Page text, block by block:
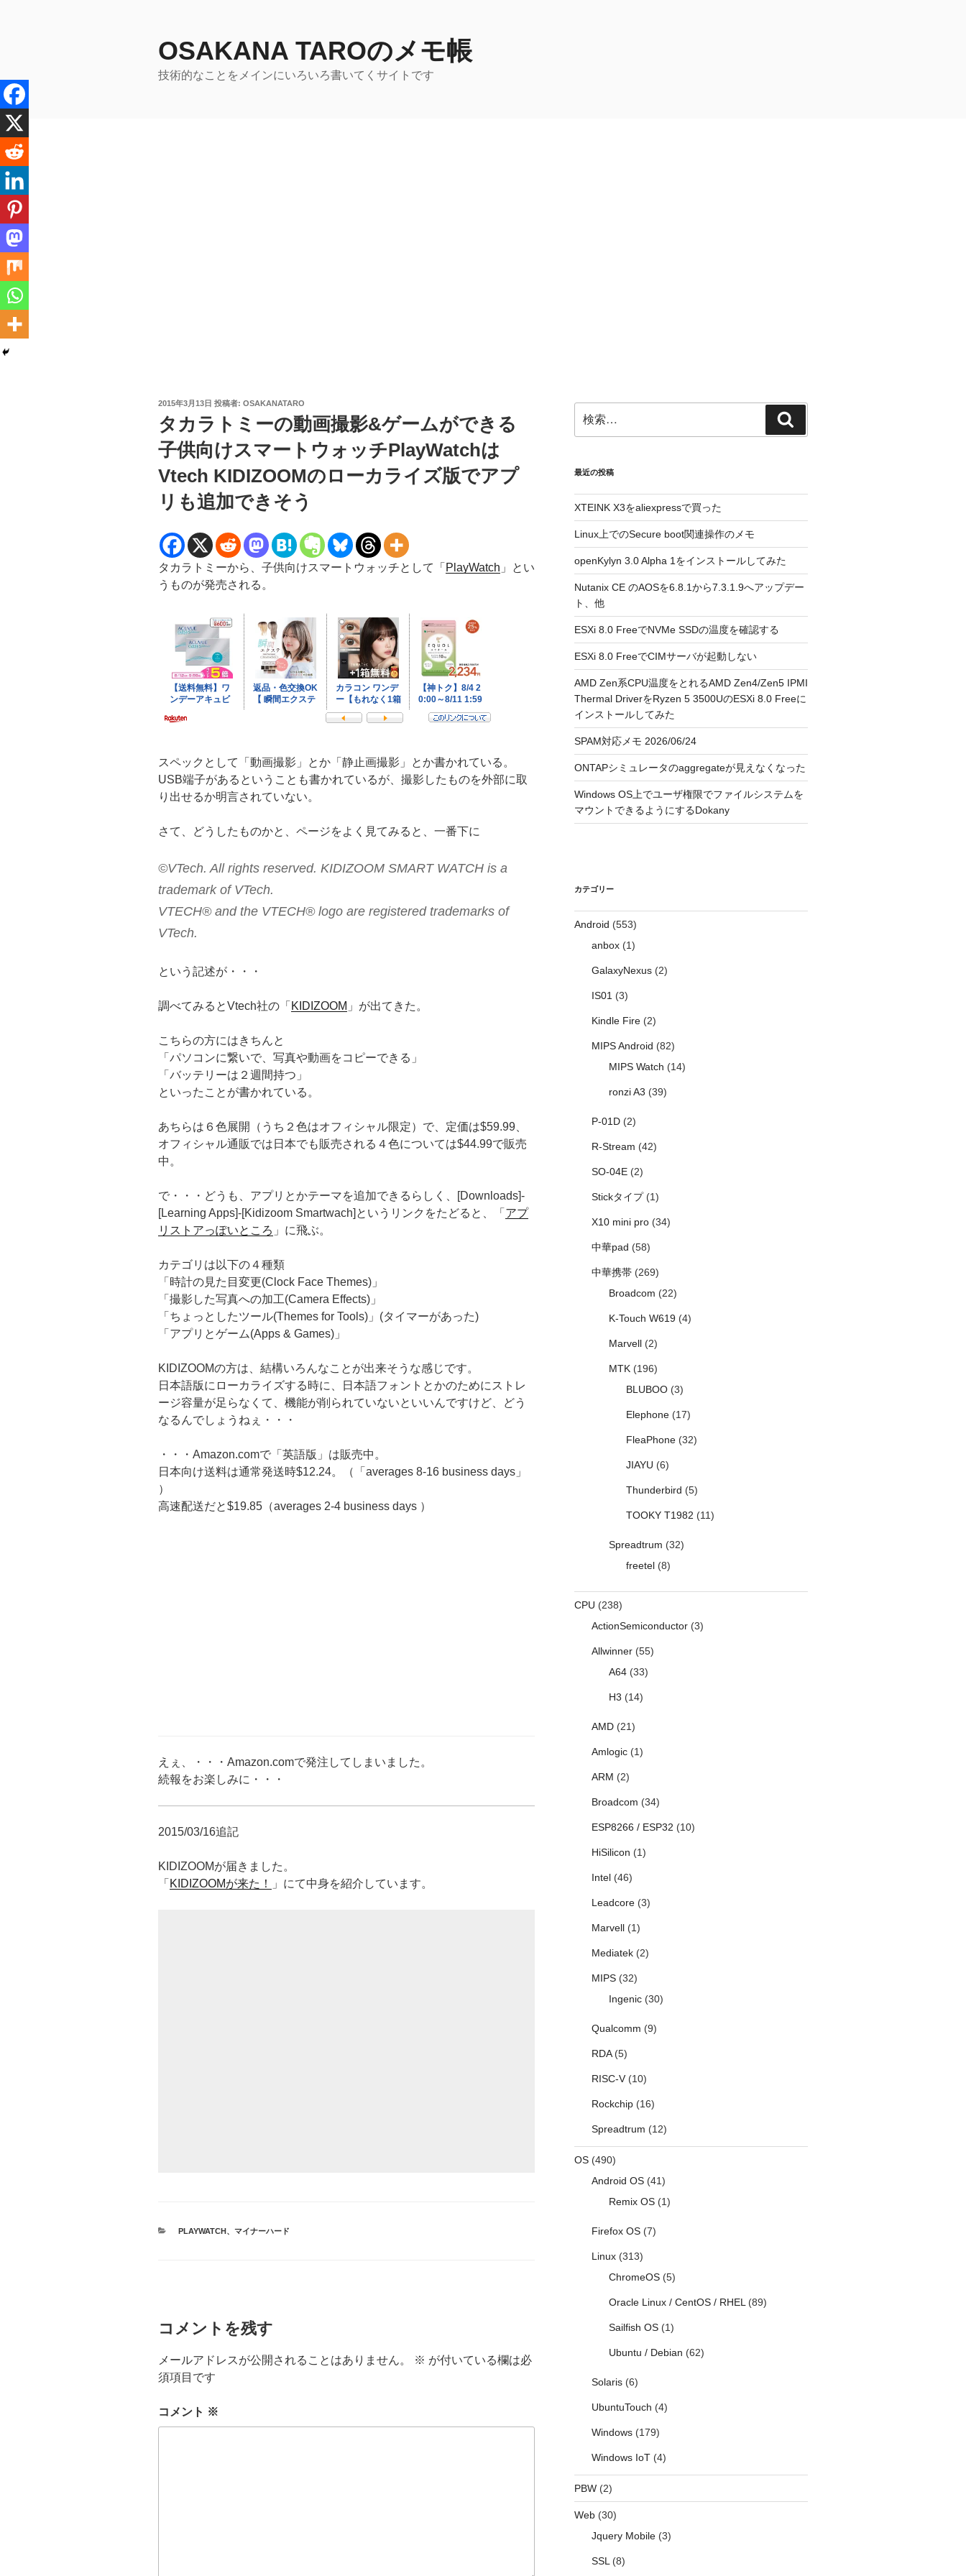
へ
ス
キ
プ
OSAKANA TAROのメモ帳
技術的なことをメインにいろいろ書いてくサイトです
投
日:
2015年3月13日 投稿者: OSAKANATARO
タカラトミーの動画撮影&ゲームができる
子供向けスマートウォッチPlayWatchは
Vtech KIDIZOOMのローカライズ版でアプ
リも追加できそう
タカラトミーから、子供向けスマートウォッチとして「 PlayWatch 」とい
うものが発売される。
スペックとして「動画撮影」とか「静止画撮影」とか書かれている。
USB端子があるということも書かれているが、撮影したものを外部に取
り出せるか明言されていない。
さて、どうしたものかと、ページをよく見てみると、一番下に
©VTech. All rights reserved. KIDIZOOM SMART WATCH is a
trademark of VTech.
VTECH® and the VTECH® logo are registered trademarks of
VTech.
という記述が・・・
調べてみるとVtech社の「 KIDIZOOM 」が出てきた。
こちらの方にはきちんと
「パソコンに繋いで、写真や動画をコピーできる」
「バッテリーは２週間持つ」
といったことが書かれている。
あちらは６色展開（うち２色はオフィシャル限定）で、定価は$59.99、
オフィシャル通販では日本でも販売される４色については$44.99で販売
中。
で・・・どうも、アプリとかテーマを追加できるらしく、[Downloads]-
[Learning Apps]-[Kidizoom Smartwach]というリンクをたどると、「 アプ
リストアっぽいところ 」に飛ぶ。
カテゴリは以下の４種類
「時計の見た目変更(Clock Face Themes)」
「撮影した写真への加工(Camera Effects)」
「ちょっとしたツール(Themes for Tools)」(タイマーがあった)
「アプリとゲーム(Apps & Games)」
KIDIZOOMの方は、結構いろんなことが出来そうな感じです。
日本語版にローカライズする時に、日本語フォントとかのためにストレ
ージ容量が足らなくて、機能が削られていないといいんですけど、どう
なるんでしょうねぇ・・・
・・・Amazon.comで「英語版」は販売中。
日本向け送料は通常発送時$12.24。（「averages 8-16 business days」
）
高速配送だと$19.85（averages 2-4 business days ）
えぇ、・・・Amazon.comで発注してしまいました。
続報をお楽しみに・・・
2015/03/16追記
KIDIZOOMが届きました。
「 KIDIZOOMが来た！ 」にて中身を紹介しています。
カ
PLAYWATCH 、 マイナーハード
コメントを残す
メールアドレスが公開されることはありません。 ※ が付いている欄は必
須項目です
コメント ※
索:
索
最近の投稿
XTEINK X3をaliexpressで買った
Linux上でのSecure boot関連操作のメモ
openKylyn 3.0 Alpha 1をインストールしてみた
Nutanix CE のAOSを6.8.1から7.3.1.9へアップデー
ト、他
ESXi 8.0 FreeでNVMe SSDの温度を確認する
ESXi 8.0 FreeでCIMサーバが起動しない
AMD Zen系CPU温度をとれるAMD Zen4/Zen5 IPMI
Thermal DriverをRyzen 5 3500UのESXi 8.0 Freeに
インストールしてみた
SPAM対応メモ 2026/06/24
ONTAPシミュレータのaggregateが見えなくなった
Windows OS上でユーザ権限でファイルシステムを
マウントできるようにするDokany
カテゴリー
Android (553)
anbox(1)
GalaxyNexus(2)
IS01(3)
Kindle Fire(2)
MIPS Android (82)
MIPS Watch (14)
ronzi A3 (39)
P-01D(2)
R-Stream (42)
SO-04E(2)
Stickタイプ(1)
X10 mini pro(34)
中華pad (58)
中華携帯(269)
Broadcom (22)
K-Touch W619(4)
Marvell(2)
MTK(196)
BLUBOO(3)
Elephone(17)
FleaPhone(32)
JIAYU (6)
Thunderbird (5)
TOOKY T1982 (11)
Spreadtrum (32)
freetel(8)
CPU (238)
ActionSemiconductor(3)
Allwinner(55)
A64(33)
H3 (14)
AMD(21)
Amlogic(1)
ARM (2)
Broadcom (34)
ESP8266 / ESP32 (10)
HiSilicon (1)
Intel(46)
Leadcore(3)
Marvell(1)
Mediatek(2)
MIPS(32)
Ingenic(30)
Qualcomm (9)
RDA(5)
RISC-V(10)
Rockchip(16)
Spreadtrum (12)
OS(490)
Android OS(41)
Remix OS(1)
Firefox OS(7)
Linux(313)
ChromeOS(5)
Oracle Linux / CentOS / RHEL(89)
Sailfish OS(1)
Ubuntu / Debian (62)
Solaris(6)
UbuntuTouch (4)
Windows(179)
Windows IoT(4)
PBW(2)
Web(30)
Jquery Mobile(3)
SSL(8)